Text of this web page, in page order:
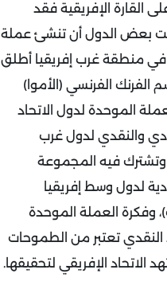
القارة الإفريقية فقد
بعض الدول أن تنشئ عملة
منطقة غرب إفريقيا أطلق
الفرنك الفرنسي (الأموا)
الموحدة لدول الاتحاد
والنقدي لدول غرب
وتشترك فيه المجموعة
لدول وسط إفريقيا
وفكرة العملة الموحدة
النقدي تعتبر من الطموحات
الاتحاد الإفريقي لتحقيقها.